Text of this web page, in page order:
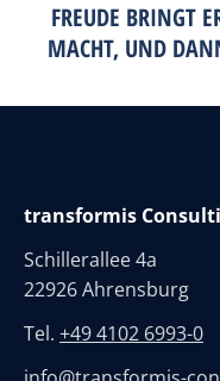
FREUDE BRINGT
MACHT, UND
transformis
Schillerallee 4a
22926 Ahrensburg
Tel. +49 4102 6993-0